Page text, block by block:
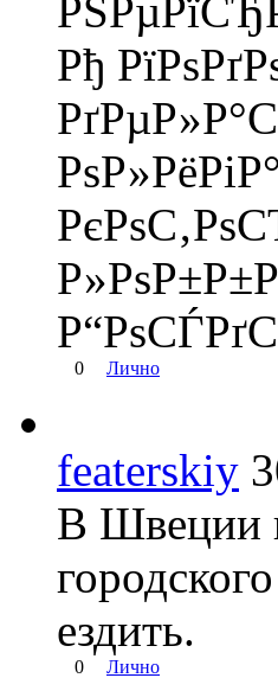
Рђ
0 Лично
featerskiy
В Швеции
ездить.
0 Лично